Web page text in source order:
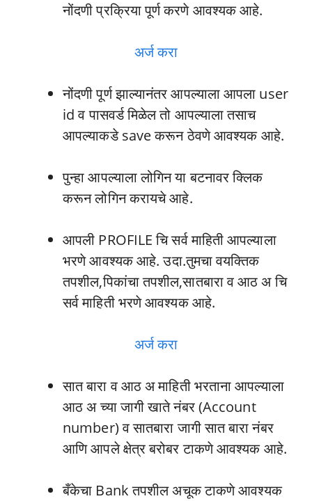
नोंदणी प्रक्रिया पूर्ण करणे आवश्यक आहे.
अर्ज करा
नोंदणी पूर्ण झाल्यानंतर आपल्याला आपला user
id व पासवर्ड मिळेल तो आपल्याला तसाच
आपल्याकडे save करून ठेवणे आवश्यक आहे.
पुन्हा आपल्याला लोगिन या बटनावर क्लिक
करून लोगिन करायचे आहे.
आपली PROFILE चि सर्व माहिती आपल्याला
भरणे आवश्यक आहे. उदा.तुमचा वयक्तिक
तपशील,पिकांचा तपशील,सातबारा व आठ अ चि
सर्व माहिती भरणे आवश्यक आहे.
अर्ज करा
सात बारा व आठ अ माहिती भरताना आपल्याला
आठ अ च्या जागी खाते नंबर (Account
number) व सातबारा जागी सात बारा नंबर
आणि आपले क्षेत्र बरोबर टाकणे आवश्यक आहे.
बँकेचा Bank तपशील अचूक टाकणे आवश्यक